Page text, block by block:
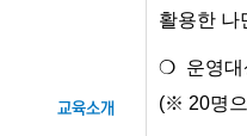
교육소개
활용한 나
​❍ 운영대
(※ 20명